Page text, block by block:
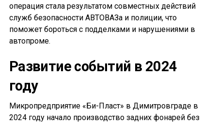
операция стала результатом совместных действий
служб безопасности АВТОВАЗа и полиции, что
поможет бороться с подделками и нарушениями в
автопроме.
Развитие событий в 2024
году
Микропредприятие «Би-Пласт» в Димитровграде в
2024 году начало производство задних фонарей без